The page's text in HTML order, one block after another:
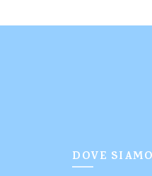
DOVE SIAMO